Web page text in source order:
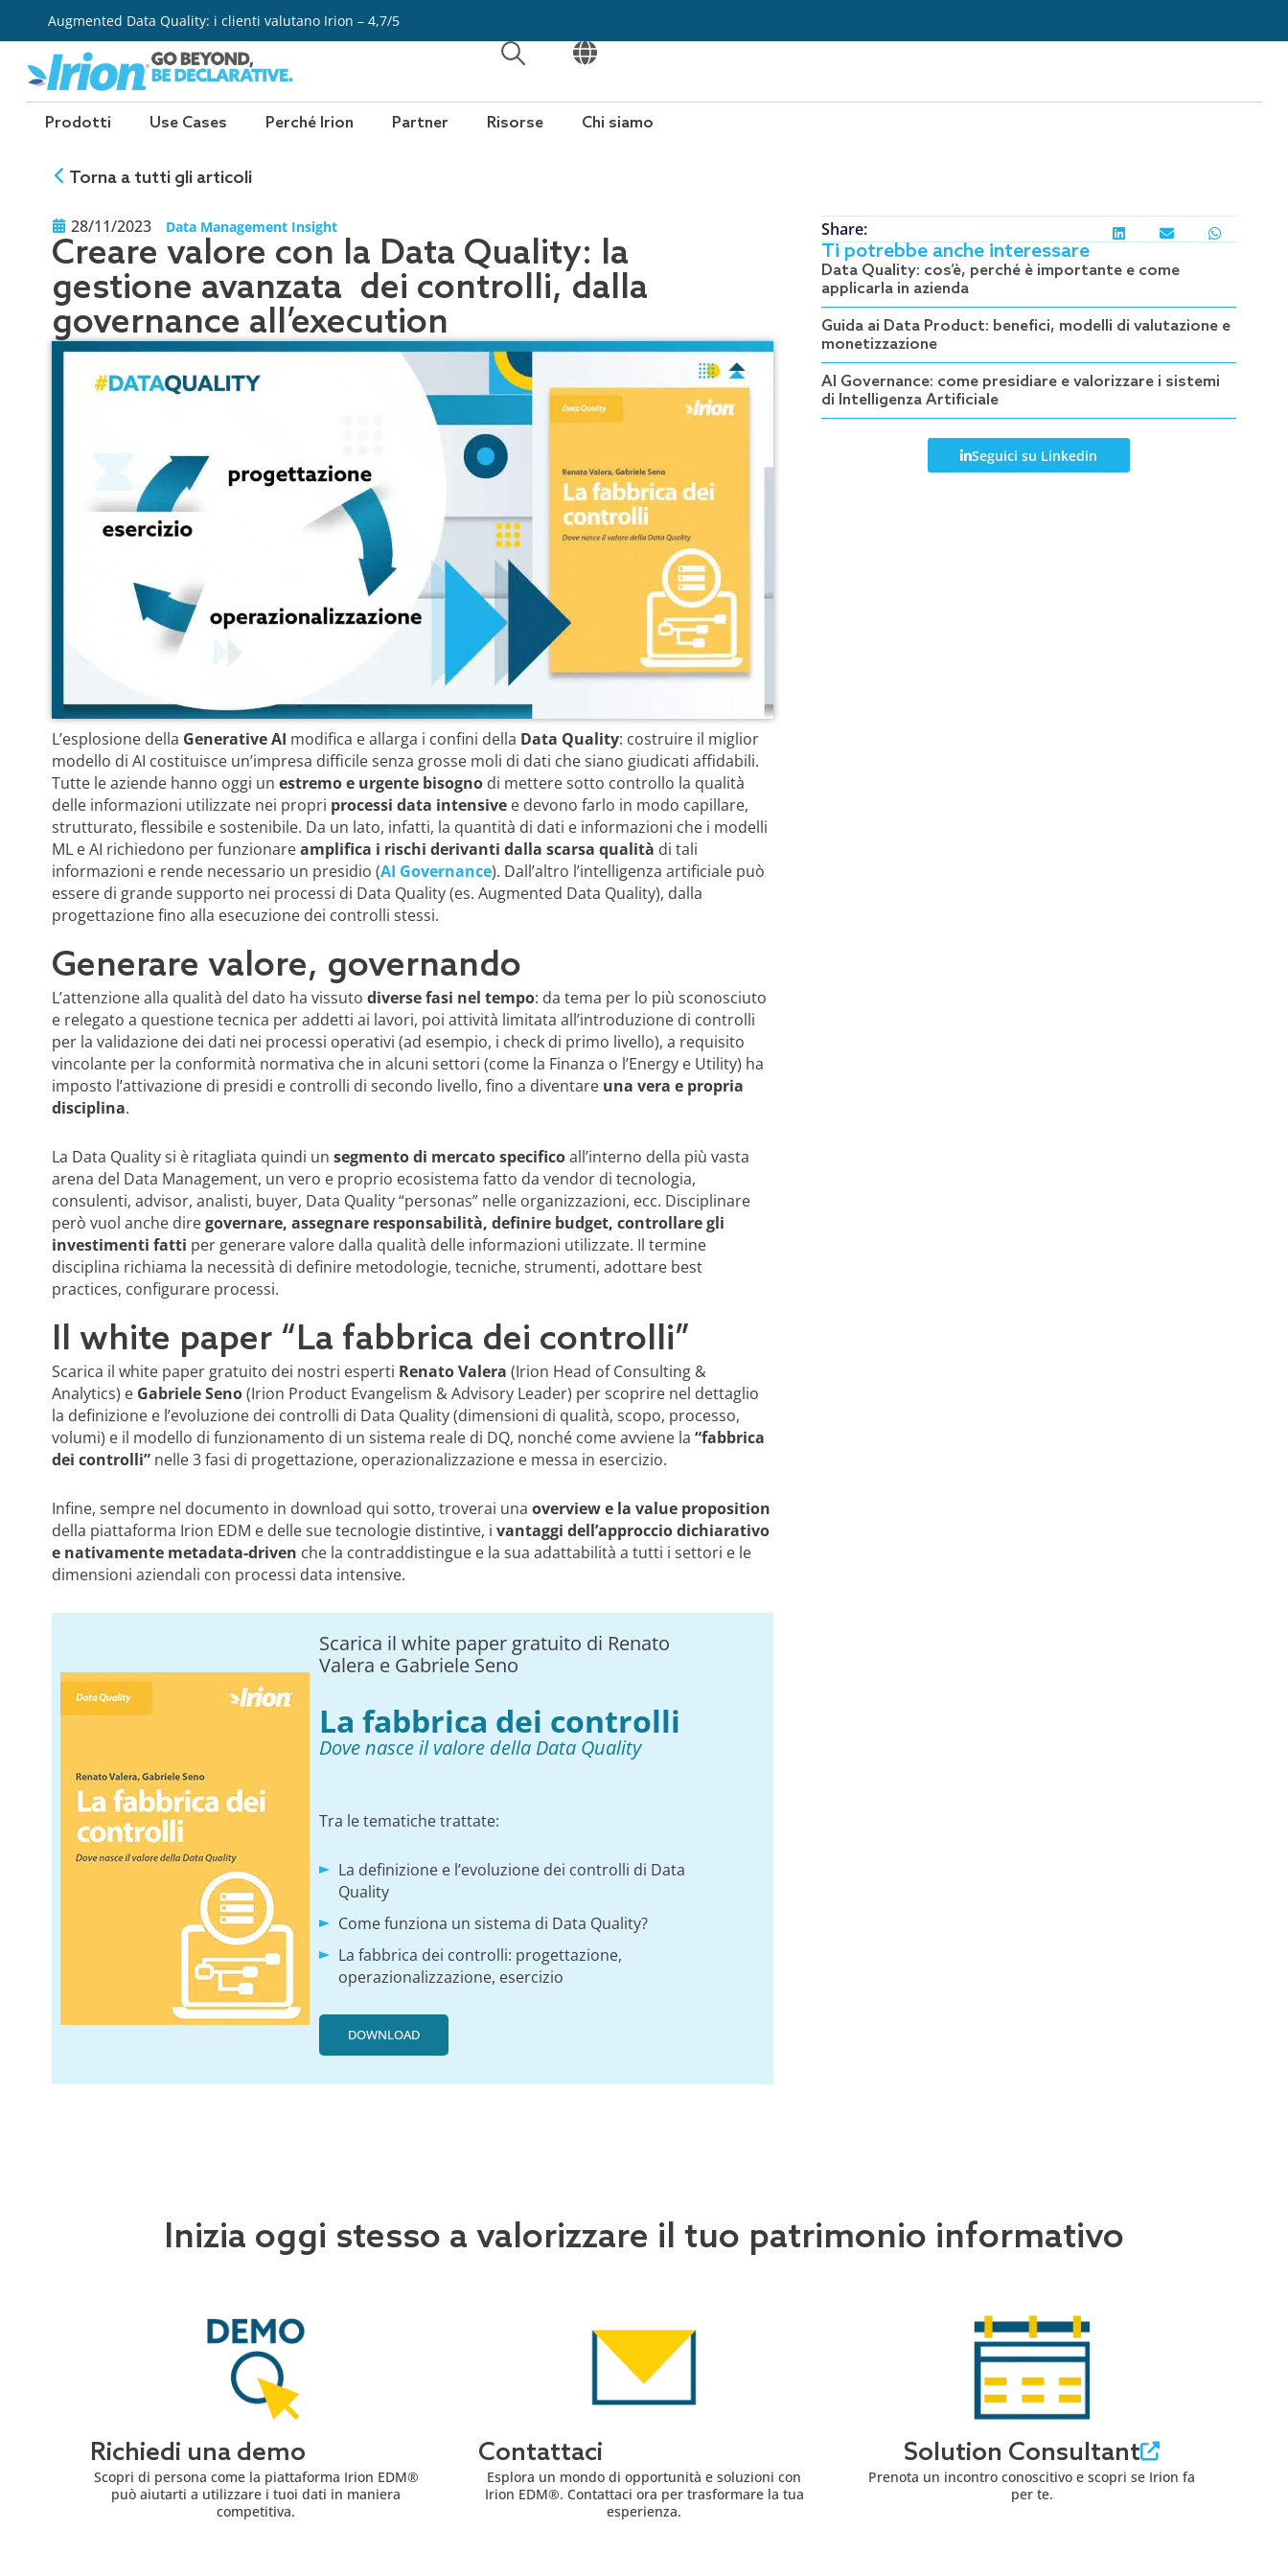
contenuto
Augmented Data Quality: i clienti valutano Irion – 4,7/5
APRI
APRI
Prodotti Use Cases Perché Irion Partner Risorse Chi siamo
Torna a tutti gli articoli
28/11/2023 Data Management Insight
Creare valore con la Data Quality: la
gestione avanzata dei controlli, dalla
governance all’execution
L’esplosione della Generative AI modifica e allarga i confini della Data Quality: costruire il miglior
modello di AI costituisce un’impresa difficile senza grosse moli di dati che siano giudicati affidabili.
Tutte le aziende hanno oggi un estremo e urgente bisognodi mettere sotto controllo la qualità
delle informazioni utilizzate nei propri processi data intensivee devono farlo in modo capillare,
strutturato, flessibile e sostenibile. Da un lato, infatti, la quantità di dati e informazioni che i modelli
ML e AI richiedono per funzionareamplifica i rischi derivanti dalla scarsa qualità di tali
informazioni e rende necessario un presidio (AI Governance). Dall’altro l’intelligenza artificiale può
essere di grande supporto nei processi di Data Quality (es. Augmented Data Quality), dalla
progettazione fino alla esecuzione dei controlli stessi.
Generare valore, governando
L’attenzione alla qualità del dato ha vissuto diverse fasi nel tempo: da tema per lo più sconosciuto
e relegato a questione tecnica per addetti ai lavori, poi attività limitata all’introduzione di controlli
per la validazione dei dati nei processi operativi (ad esempio, i check di primo livello), a requisito
vincolante per la conformità normativa che in alcuni settori (come la Finanza o l’Energy e Utility) ha
imposto l’attivazione di presidi e controlli di secondo livello, fino a diventare una vera e propria
disciplina.
La Data Quality si è ritagliata quindi un segmento di mercato specificoall’interno della più vasta
arena del Data Management, un vero e proprio ecosistema fatto da vendor di tecnologia,
consulenti, advisor, analisti, buyer, Data Quality “personas” nelle organizzazioni, ecc. Disciplinare
però vuol anche diregovernare, assegnare responsabilità, definire budget, controllare gli
investimenti fatti per generare valore dalla qualità delle informazioni utilizzate. Il termine
disciplina richiama la necessità di definire metodologie, tecniche, strumenti, adottare best
practices, configurare processi.
Il white paper “La fabbrica dei controlli”
Scarica il white paper gratuito dei nostri esperti Renato Valera (Irion Head of Consulting &
Analytics) e Gabriele Seno(Irion Product Evangelism & Advisory Leader) per scoprire nel dettaglio
la definizione e l’evoluzione dei controlli di Data Quality (dimensioni di qualità, scopo, processo,
volumi) e il modello di funzionamento di un sistema reale di DQ, nonché come avviene la “fabbrica
dei controlli”nelle 3 fasi di progettazione, operazionalizzazione e messa in esercizio.
Infine, sempre nel documento in download qui sotto, troverai una overview e la value proposition
della piattaforma Irion EDM e delle sue tecnologie distintive, i vantaggi dell’approccio dichiarativo
e nativamente metadata-driven che la contraddistingue e la sua adattabilità a tutti i settori e le
dimensioni aziendali con processi data intensive.
Scarica il white paper gratuito di Renato
Valera e Gabriele Seno
La fabbrica dei controlli
Dove nasce il valore della Data Quality
Tra le tematiche trattate:
La definizione e l’evoluzione dei controlli di Data
Quality
Come funziona un sistema di Data Quality?
La fabbrica dei controlli: progettazione,
operazionalizzazione, esercizio
DOWNLOAD
Share:
Ti potrebbe anche interessare
Data Quality: cos’è, perché è importante e come
applicarla in azienda
Guida ai Data Product: benefici, modelli di valutazione e
monetizzazione
AI Governance: come presidiare e valorizzare i sistemi
di Intelligenza Artificiale
Seguici su Linkedin
Inizia oggi stesso a valorizzare il tuo patrimonio informativo
Richiedi una demo
Scopri di persona come la piattaforma Irion EDM®
può aiutarti a utilizzare i tuoi dati in maniera
competitiva.
Contattaci
Esplora un mondo di opportunità e soluzioni con
Irion EDM®. Contattaci ora per trasformare la tua
esperienza.
Solution Consultant
Prenota un incontro conoscitivo e scopri se Irion fa
per te.